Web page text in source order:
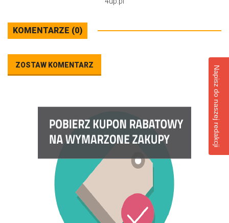
KOMENTARZE (0)
ZOSTAW KOMENTARZ Napisz do naszej redakcji